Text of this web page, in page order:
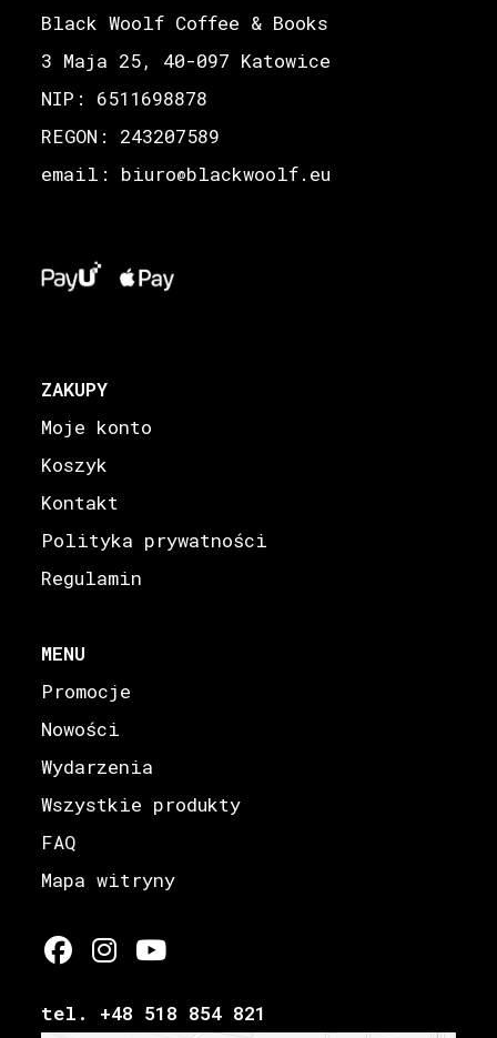
Black Woolf Coffee & Books
3 Maja 25, 40-097 Katowice
NIP: 6511698878
REGON: 243207589
email: biuro@blackwoolf.eu
ZAKUPY
Moje konto
Koszyk
Kontakt
Polityka prywatności
Regulamin
MENU
Promocje
Nowości
Wydarzenia
Wszystkie produkty
FAQ
Mapa witryny
tel. +48 518 854 821